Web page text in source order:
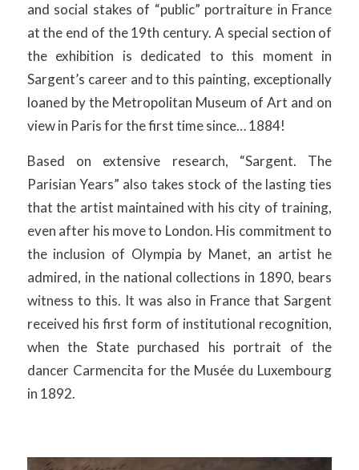
and social stakes of “public” portraiture in France
at the end of the 19th century. A special section of
the exhibition is dedicated to this moment in
Sargent’s career and to this painting, exceptionally
loaned by the Metropolitan Museum of Art and on
view in Paris for the first time since… 1884!
Based on extensive research, “Sargent. The
Parisian Years” also takes stock of the lasting ties
that the artist maintained with his city of training,
even after his move to London. His commitment to
the inclusion of Olympia by Manet, an artist he
admired, in the national collections in 1890, bears
witness to this. It was also in France that Sargent
received his first form of institutional recognition,
when the State purchased his portrait of the
dancer Carmencita for the Musée du Luxembourg
in 1892.